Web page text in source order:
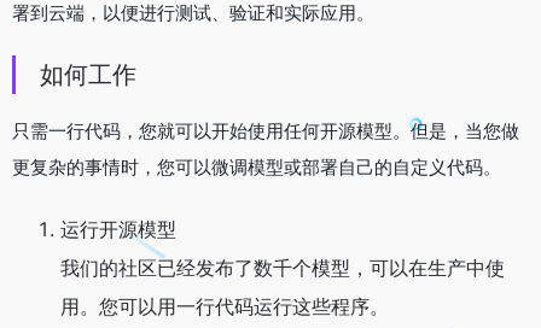
署到云端，以便进行测试、验证和实际应用。
如何工作
只需一行代码，您就可以开始使用任何开源模型。但是，当您做
更复杂的事情时，您可以微调模型或部署自己的自定义代码。
运行开源模型
我们的社区已经发布了数千个模型，可以在生产中使
用。您可以用一行代码运行这些程序。